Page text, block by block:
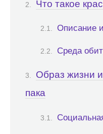
Что такое
Описание
Среда
Образ жизни
пака